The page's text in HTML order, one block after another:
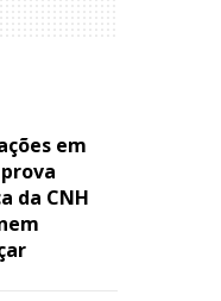
em
da CNH